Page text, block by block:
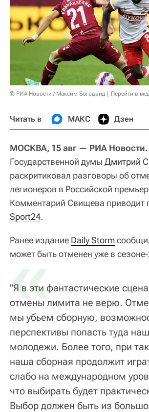
© РИА Новости / Максим Богодвид Перейти в
Читать в МАКС Дзен
МОСКВА, 15 авг — РИА Новости.
Государственной думы Дмитрий
раскритиковал разговоры об
легионеров в Российской
Комментарий Свищева приводит
Sport24.
Ранее издание Daily Storm
может быть отменен уже в
«
"Я в эти фантастические
отмены лимита не верю.
мы убьем сборную,
перспективы попасть туда
молодежи. Более того, при
наша сборная продолжит
слабо на международном
что выбирать будет
Выбор должен быть из